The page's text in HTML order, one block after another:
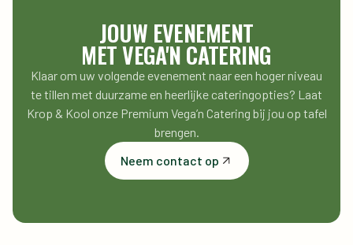
JOUW EVENEMENT
MET VEGA'N CATERING
Klaar om uw volgende evenement naar een hoger niveau
te tillen met duurzame en heerlijke cateringopties? Laat
Krop & Kool onze Premium Vega’n Catering bij jou op tafel
brengen.
Neem contact op